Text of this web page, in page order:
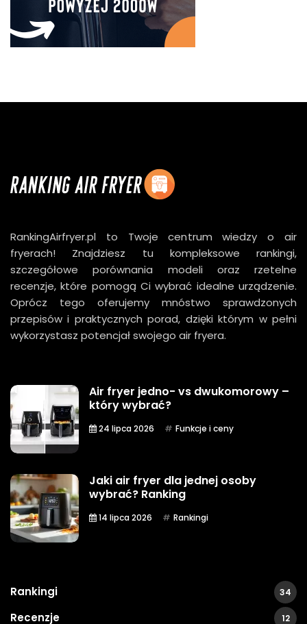
RankingAirfryer.pl to Twoje centrum wiedzy o air
fryerach! Znajdziesz tu kompleksowe rankingi,
szczegółowe porównania modeli oraz rzetelne
recenzje, które pomogą Ci wybrać idealne urządzenie.
Oprócz tego oferujemy mnóstwo sprawdzonych
przepisów i praktycznych porad, dzięki którym w pełni
wykorzystasz potencjał swojego air fryera.
Air fryer jedno- vs dwukomorowy –
który wybrać?
24 lipca 2026 Funkcje i ceny
Jaki air fryer dla jednej osoby
wybrać? Ranking
14 lipca 2026 Rankingi
Rankingi 34
Recenzje 12